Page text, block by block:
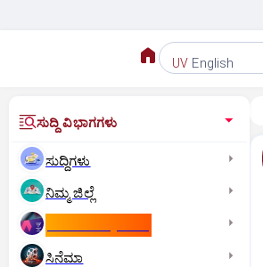
UV English
ಸುದ್ದಿ ವಿಭಾಗಗಳು
ಸುದ್ದಿಗಳು
ನಿಮ್ಮ ಜಿಲ್ಲೆ
ಸಿನೆಮಾ